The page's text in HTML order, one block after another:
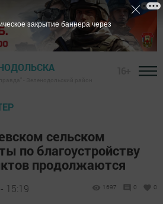
сельском
по благоустройству
продолжаются
15:19 1697 0 0
закрытие баннера через